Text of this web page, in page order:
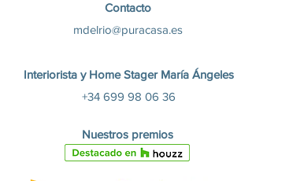
Contacto
mdelrio@puracasa.es
Interiorista y Home Stager María Ángeles
+34 699 98 06 36
Nuestros premios